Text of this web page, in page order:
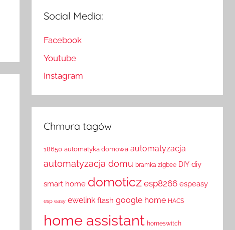
Social Media:
Facebook
Youtube
Instagram
Chmura tagów
18650 automatyka domowa automatyzacja
automatyzacja domu bramka zigbee DIY diy
smart home domoticz esp8266 espeasy
esp easy ewelink flash google home HACS
home assistant homeswitch